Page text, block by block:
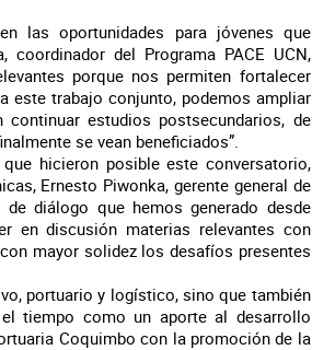
las oportunidades para jóvenes que
coordinador del Programa PACE UCN,
porque nos permiten fortalecer
este trabajo conjunto, podemos ampliar
estudios postsecundarios, de
se vean beneficiados”.
hicieron posible este conversatorio,
Ernesto Piwonka, gerente general de
de diálogo que hemos generado desde
en discusión materias relevantes con
mayor solidez los desafíos presentes
portuario y logístico, sino que también
tiempo como un aporte al desarrollo
Coquimbo con la promoción de la